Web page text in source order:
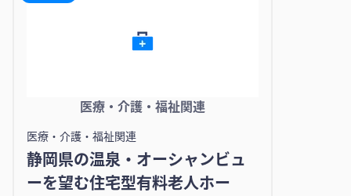
医療・介護・福祉関連
医療・介護・福祉関連
静岡県の温泉・オーシャンビュ
ーを望む住宅型有料老人ホー